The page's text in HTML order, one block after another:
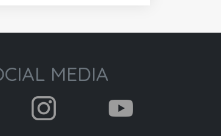
MEDIA